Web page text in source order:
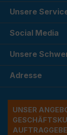
Unsere
Social Media
Unsere
Adresse
UNSER